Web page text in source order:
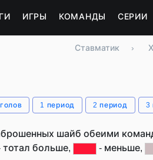
ИГРЫ КОМАНДЫ СЕРИИ
Ставматик ›
1 период 2 период 3
шайб обеими
тотал больше, - меньше,